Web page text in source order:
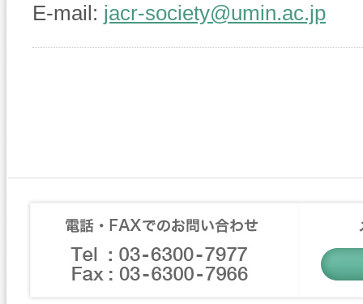
E-mail: jacr-society@umin.ac.jp